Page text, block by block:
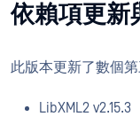
依賴項更新
此版本更新了數個第
LibXML2 v2.15.3